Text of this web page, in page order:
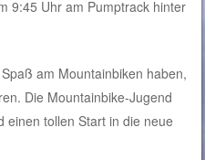
9:45 Uhr am Pumptrack hinter
am Mountainbiken haben,
Die Mountainbike-Jugend
einen tollen Start in die neue